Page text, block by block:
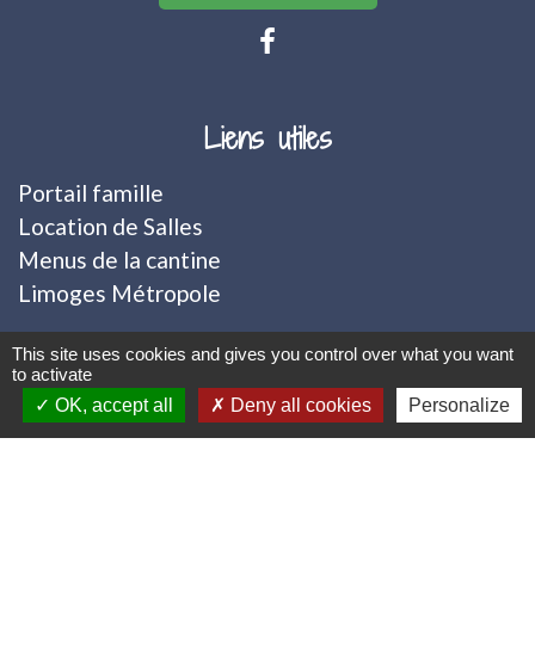
Liens utiles
Portail famille
Location de Salles
Menus de la cantine
Limoges Métropole
Mentions légales - Politique de confidentialité -
Accessibilité - Plan du site -
This site uses cookies and gives you control over what you want
to activate
OK, accept all
Deny all cookies Personalize